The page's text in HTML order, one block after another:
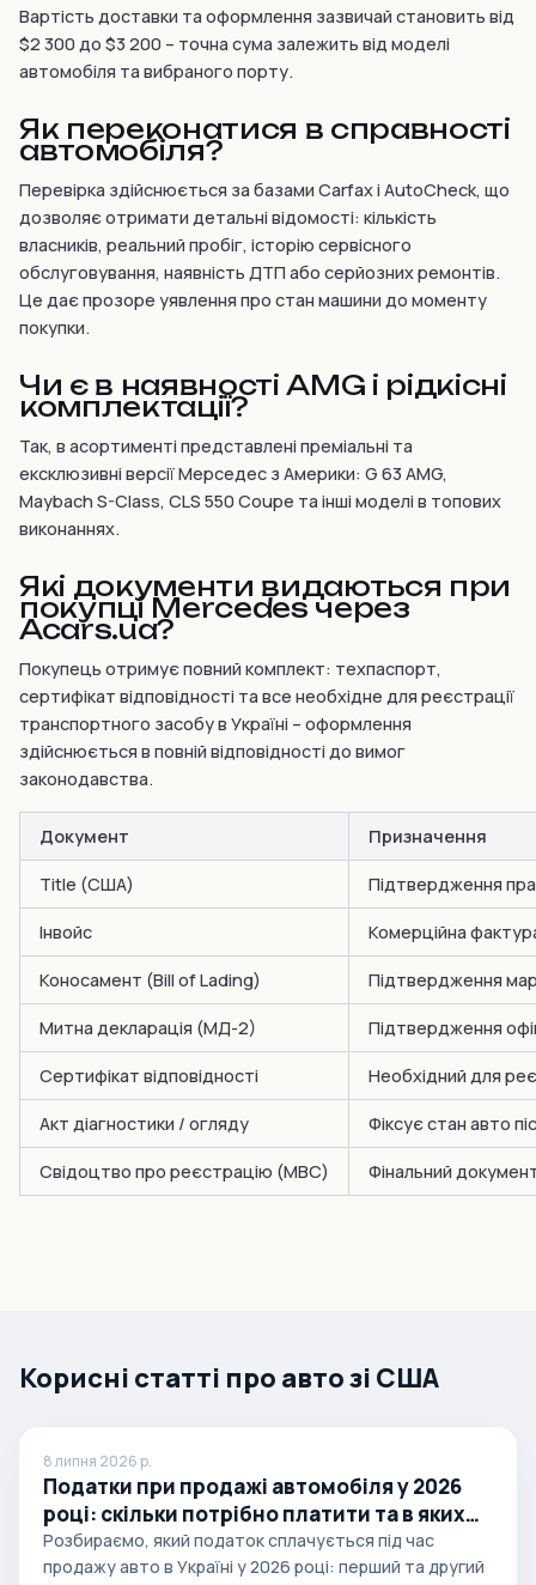
Вартість доставки та оформлення зазвичай становить від
$2 300 до $3 200 – точна сума залежить від моделі
автомобіля та вибраного порту.
Як переконатися в справності
автомобіля?
Перевірка здійснюється за базами Carfax і AutoCheck, що
дозволяє отримати детальні відомості: кількість
власників, реальний пробіг, історію сервісного
обслуговування, наявність ДТП або серйозних ремонтів.
Це дає прозоре уявлення про стан машини до моменту
покупки.
Чи є в наявності AMG і рідкісні
комплектації?
Так, в асортименті представлені преміальні та
ексклюзивні версії Мерседес з Америки: G 63 AMG,
Maybach S-Class, CLS 550 Coupe та інші моделі в топових
виконаннях.
Які документи видаються при
покупці Mercedes через
Acars.ua?
Покупець отримує повний комплект: техпаспорт,
сертифікат відповідності та все необхідне для реєстрації
транспортного засобу в Україні – оформлення
здійснюється в повній відповідності до вимог
законодавства.
Документ Призначення
Title (США) Підтвердження
Інвойс Комерційна
Коносамент (Bill of Lading) Підтвердження
Митна декларація (МД-2) Підтвердження
Сертифікат відповідності Необхідний для
Акт діагностики / огляду Фіксує стан авто
Свідоцтво про реєстрацію (МВС) Фінальний
Корисні статті про авто зі США
8 липня 2026 р.
Податки при продажі автомобіля у 2026
році: скільки потрібно платити та в яких
випадках
Розбираємо, який податок сплачується під час
продажу авто в Україні у 2026 році: перший та другий